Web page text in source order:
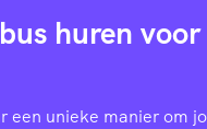
huren
een unieke manier om